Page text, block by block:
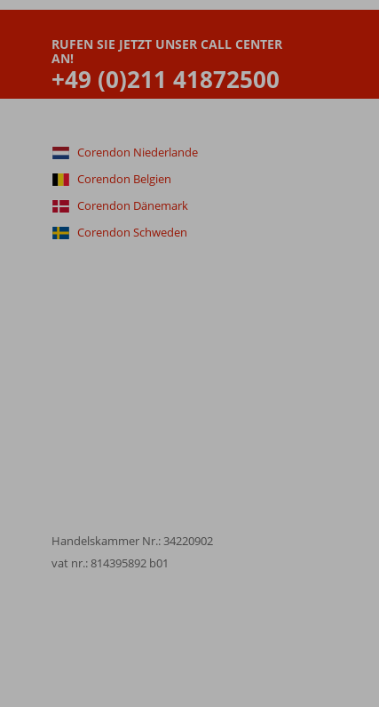
RUFEN SIE JETZT UNSER CALL CENTER
AN!
+49 (0)211 41872500
Corendon Niederlande
Corendon Belgien
Corendon Dänemark
Corendon Schweden
Handelskammer Nr.: 34220902
vat nr.: 814395892 b01